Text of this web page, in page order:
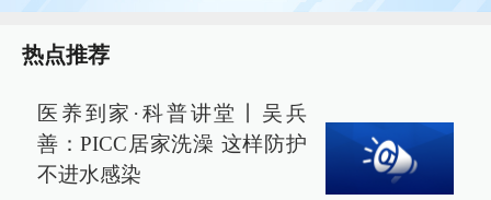
热点推荐
医养到家·科普讲堂丨吴兵
善：PICC居家洗澡 这样防护
不进水感染